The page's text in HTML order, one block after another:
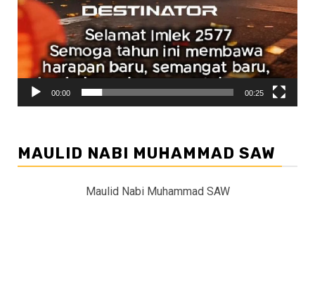
00:00 00:25
MAULID NABI MUHAMMAD SAW
Maulid Nabi Muhammad SAW